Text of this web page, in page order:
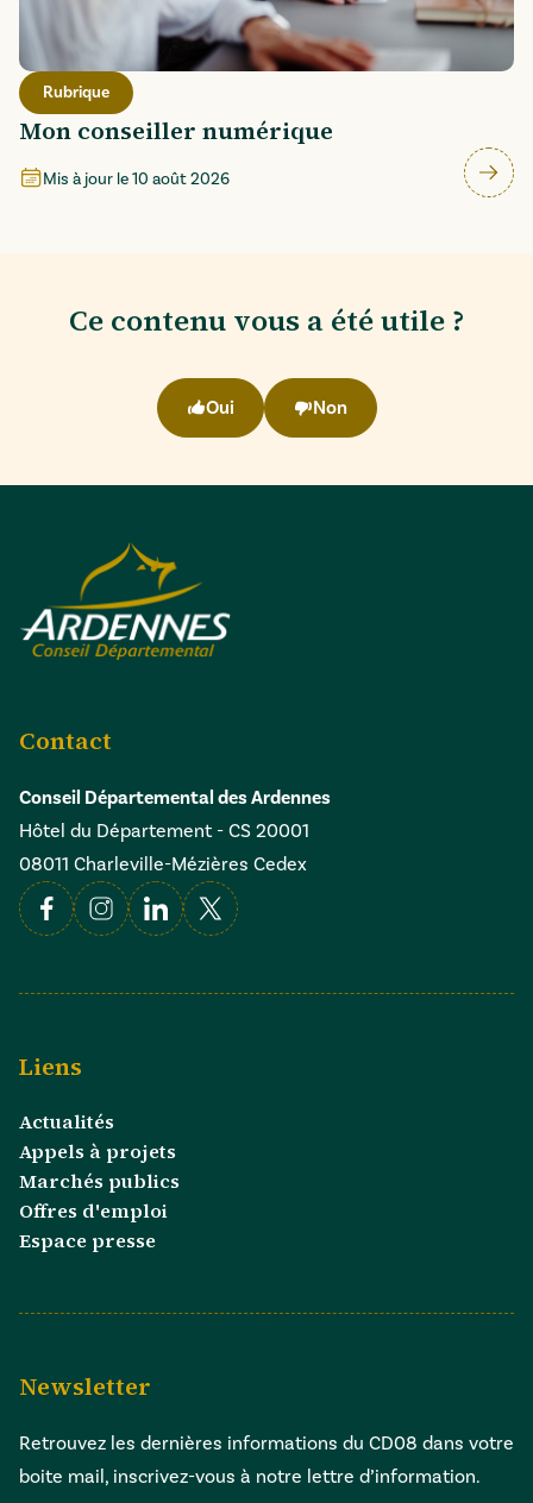
Rubrique
Mon conseiller numérique
Mis à jour le10 août 2026
Ce contenu vous a été utile ?
Oui Non
Contact
Conseil Départemental des Ardennes
Hôtel du Département - CS 20001
08011 Charleville-Mézières Cedex
FacebookInstagramLinkedin
X
Liens
Actualités
Appels à projets
Marchés publics
Offres d'emploi
Espace presse
Newsletter
Retrouvez les dernières informations du CD08 dans votre
boite mail, inscrivez-vous à notre lettre d’information.